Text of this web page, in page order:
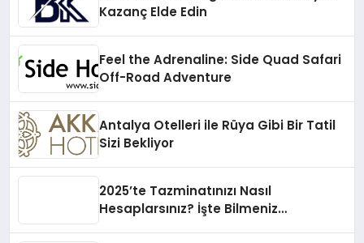
Kazanç Elde Edin
Feel the Adrenaline: Side Quad Safari
Off-Road Adventure
Antalya Otelleri ile Rüya Gibi Bir Tatil
Sizi Bekliyor
2025’te Tazminatınızı Nasıl
Hesaplarsınız? İşte Bilmeniz